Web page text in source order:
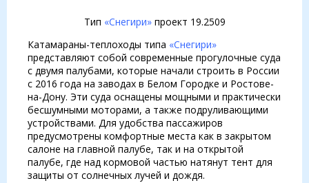
Тип «Снегири»проект 19.2509
Катамараны-теплоходы типа «Снегири»
представляют собой современные прогулочные суда
с двумя палубами, которые начали строить в России
с 2016 года на заводах в Белом Городке и Ростове-
на-Дону. Эти суда оснащены мощными и практически
бесшумными моторами, а также подруливающими
устройствами. Для удобства пассажиров
предусмотрены комфортные места как в закрытом
салоне на главной палубе, так и на открытой
палубе, где над кормовой частью натянут тент для
защиты от солнечных лучей и дождя.